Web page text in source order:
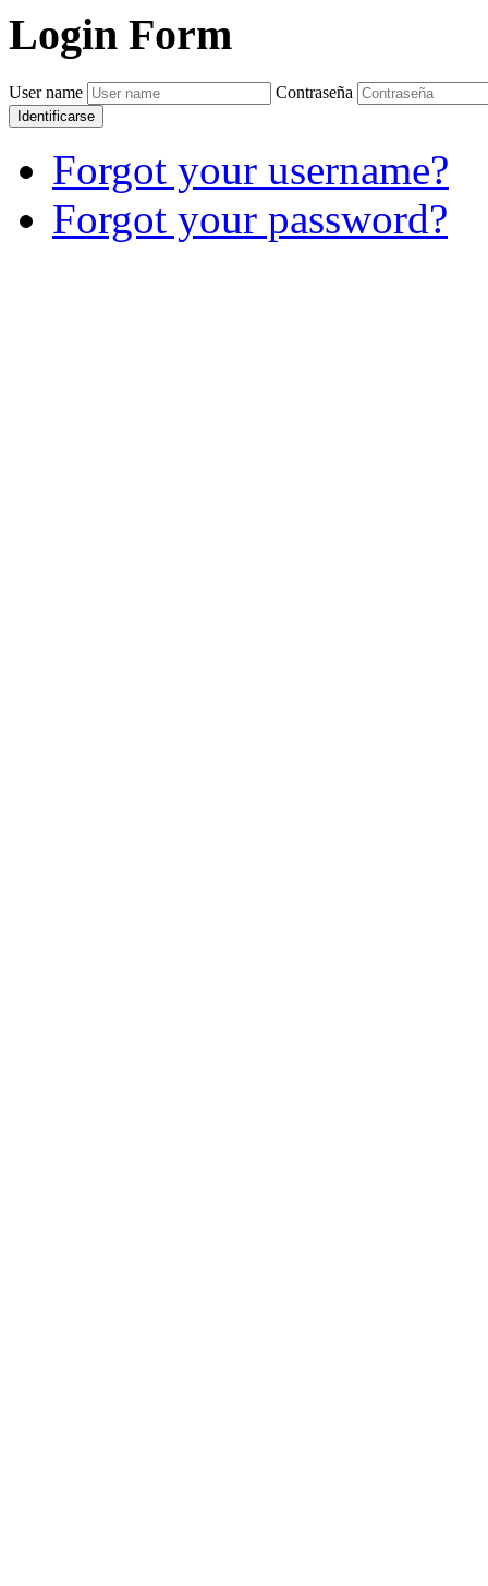
Login Form
User name Contraseña
Identificarse
Forgot your username?
Forgot your password?